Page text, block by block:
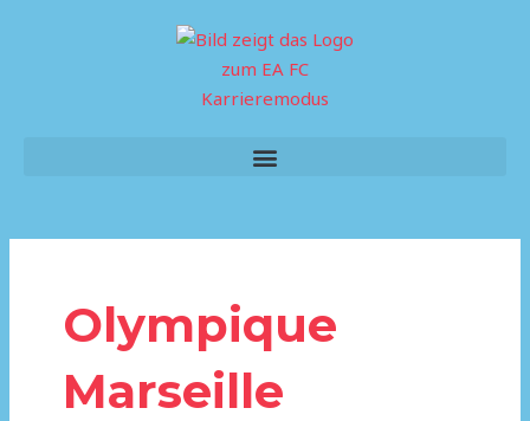
Menu
Olympique
Marseille